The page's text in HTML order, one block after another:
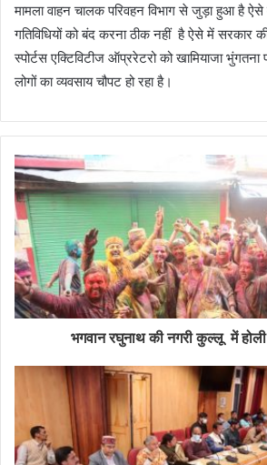
मामला वाहन चालक परिवहन विभाग से जुड़ा हुआ है ऐसे
गतिविधियों को बंद करना ठीक नहीं है ऐसे में सरकार
स्पोर्टस एक्टिविटीज ऑप्ररेटरो को खामियाजा
लोगों का व्यवसाय चौपट हो रहा है।
भगवान रघुनाथ की नगरी कुल्लू में